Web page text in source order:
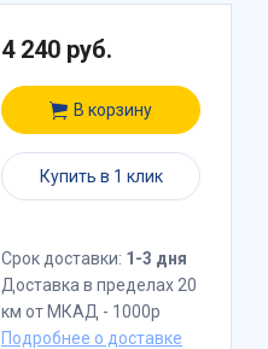
4 240 руб.
В корзину
Купить в 1 клик
Срок доставки: 1-3 дня
Доставка в пределах 20
км от МКАД - 1000р
Подробнее о доставке